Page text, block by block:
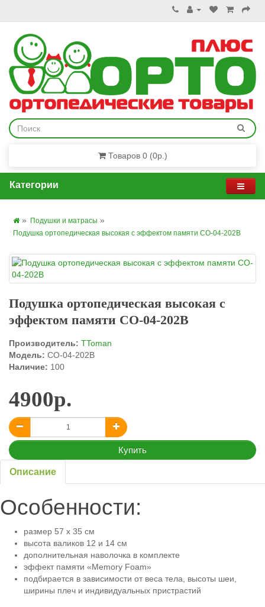
Товаров 0 (0р.)
Категории
Подушки и матрасы
Подушка ортопедическая высокая с эффектом памяти CO-04-202B
Подушка ортопедическая высокая с
эффектом памяти CO-04-202B
Производитель: TToman
Модель: CO-04-202B
Наличие: 100
4900р.
Купить
Описание
Особенности:
размер 57 х 35 см
высота валиков 12 и 14 см
дополнительная наволочка в комплекте
эффект памяти «Memory Foam»
подбирается в зависимости от веса тела, высоты шеи,
ширины плеч и индивидуальных пристрастий